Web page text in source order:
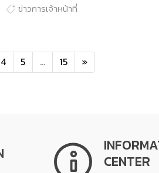
ข่าวการเจ้าหน้าที่
4 5 ... 15 »
CENTER